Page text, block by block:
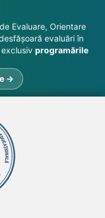
Evaluare, Orientare
evaluări în
programările
→